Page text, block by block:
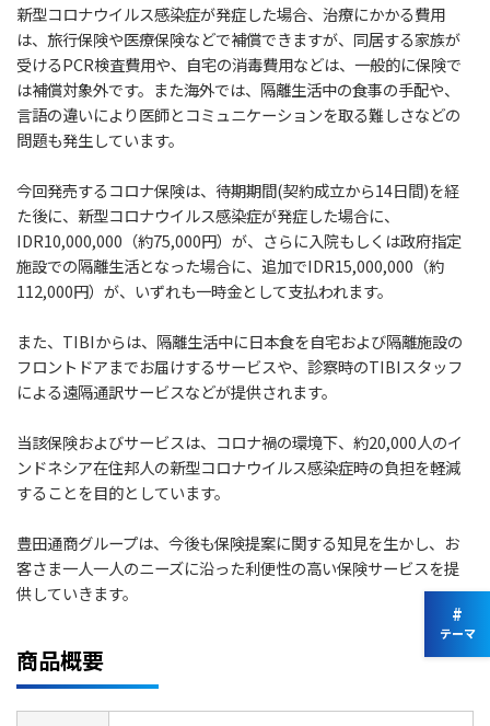
新型コロナウイルス感染症が発症した場合、治療にかかる費用
は、旅行保険や医療保険などで補償できますが、同居する家族が
受けるPCR検査費用や、自宅の消毒費用などは、一般的に保険で
は補償対象外です。また海外では、隔離生活中の食事の手配や、
言語の違いにより医師とコミュニケーションを取る難しさなどの
問題も発生しています。
今回発売するコロナ保険は、待期期間(契約成立から14日間)を経
た後に、新型コロナウイルス感染症が発症した場合に、
IDR10,000,000（約75,000円）が、さらに入院もしくは政府指定
施設での隔離生活となった場合に、追加でIDR15,000,000（約
112,000円）が、いずれも一時金として支払われます。
また、TIBIからは、隔離生活中に日本食を自宅および隔離施設の
フロントドアまでお届けするサービスや、診察時のTIBIスタッフ
による遠隔通訳サービスなどが提供されます。
当該保険およびサービスは、コロナ禍の環境下、約20,000人のイ
ンドネシア在住邦人の新型コロナウイルス感染症時の負担を軽減
することを目的としています。
豊田通商グループは、今後も保険提案に関する知見を生かし、お
客さま一人一人のニーズに沿った利便性の高い保険サービスを提
供していきます。
商品概要
#
テーマ